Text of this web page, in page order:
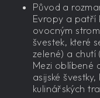
Původ a
Evropy a patří
ovocným
švestek, které
zelené) a chutí
Mezi oblíbené
asijské
kulinářských